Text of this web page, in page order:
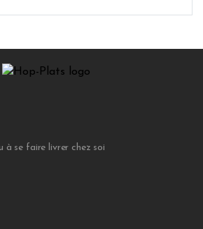
à se faire livrer chez soi